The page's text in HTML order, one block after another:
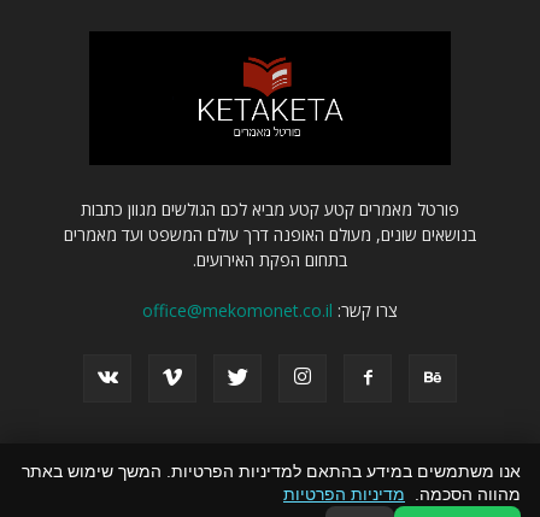
פורטל מאמרים קטע קטע מביא לכם הגולשים מגוון כתבות
בנושאים שונים, מעולם האופנה דרך עולם המשפט ועד מאמרים
בתחום הפקת האירועים.
צרו קשר: office@mekomonet.co.il
פרסמו אצלנו הצהרת נגישות
אנו משתמשים במידע בהתאם למדיניות הפרטיות. המשך שימוש באתר
מהווה הסכמה. מדיניות הפרטיות